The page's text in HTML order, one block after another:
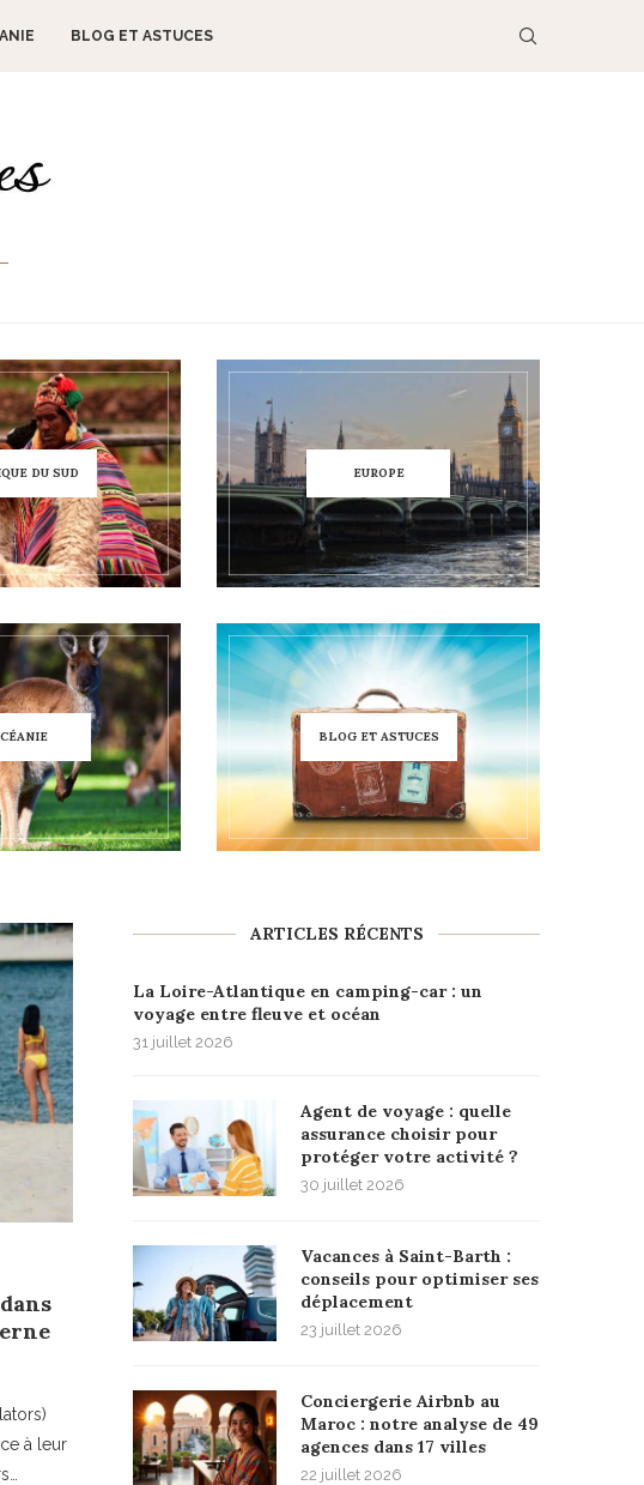
BLOG ET ASTUCES
DU SUD EUROPE
BLOG ET ASTUCES
à leur
ARTICLES RÉCENTS
La Loire-Atlantique en camping-car : un
voyage entre fleuve et océan
31 juillet 2026
Agent de voyage : quelle
assurance choisir pour
protéger votre activité ?
30 juillet 2026
Vacances à Saint-Barth :
conseils pour optimiser ses
déplacement
23 juillet 2026
Conciergerie Airbnb au
Maroc : notre analyse de 49
agences dans 17 villes
22 juillet 2026